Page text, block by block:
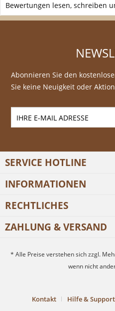
Bewertungen lesen, schreiben
Abonnieren Sie den
Sie keine Neuigkeit oder
SERVICE HOTLINE
INFORMATIONEN
RECHTLICHES
ZAHLUNG & VERSAND
* Alle Preise verstehen sich zzgl.
wenn nicht
Kontakt Hilfe & Support